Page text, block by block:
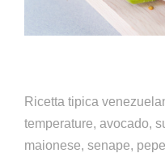
Ricetta tipica
temperature, avocado,
maionese, senape,